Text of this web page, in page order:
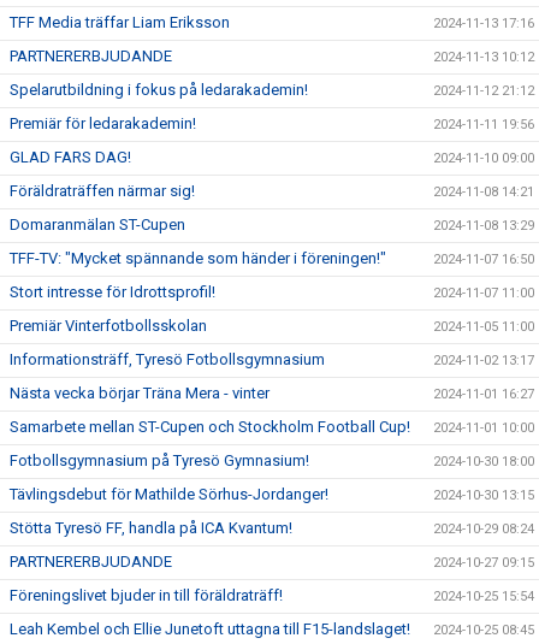
TFF Media träffar Liam Eriksson 2024-11-13 17:16
PARTNERERBJUDANDE 2024-11-13 10:12
Spelarutbildning i fokus på ledarakademin! 2024-11-12 21:12
Premiär för ledarakademin! 2024-11-11 19:56
GLAD FARS DAG! 2024-11-10 09:00
Föräldraträffen närmar sig! 2024-11-08 14:21
Domaranmälan ST-Cupen 2024-11-08 13:29
TFF-TV: "Mycket spännande som händer i föreningen!" 2024-11-07 16:50
Stort intresse för Idrottsprofil! 2024-11-07 11:00
Premiär Vinterfotbollsskolan 2024-11-05 11:00
Informationsträff, Tyresö Fotbollsgymnasium 2024-11-02 13:17
Nästa vecka börjar Träna Mera - vinter 2024-11-01 16:27
Samarbete mellan ST-Cupen och Stockholm Football Cup! 2024-11-01 10:00
Fotbollsgymnasium på Tyresö Gymnasium! 2024-10-30 18:00
Tävlingsdebut för Mathilde Sörhus-Jordanger! 2024-10-30 13:15
Stötta Tyresö FF, handla på ICA Kvantum! 2024-10-29 08:24
PARTNERERBJUDANDE 2024-10-27 09:15
Föreningslivet bjuder in till föräldraträff! 2024-10-25 15:54
Leah Kembel och Ellie Junetoft uttagna till F15-landslaget! 2024-10-25 08:45